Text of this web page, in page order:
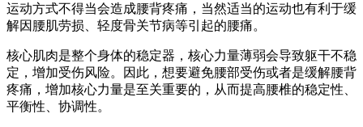
运动方式不得当会造成腰背疼痛，当然适当的运动也有利于缓
解因腰肌劳损、轻度骨关节病等引起的腰痛。
核心肌肉是整个身体的稳定器，核心力量薄弱会导致躯干不稳
定，增加受伤风险。因此，想要避免腰部受伤或者是缓解腰背
疼痛，增加核心力量是至关重要的，从而提高腰椎的稳定性、
平衡性、协调性。